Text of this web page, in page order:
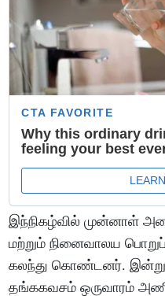
இந்நிகழ்வில் முன்னாள்
மற்றும் நினைவாலய
கலந்து கொண்டனர். இன்று
தங்ககவசம் ஒருவாரம்